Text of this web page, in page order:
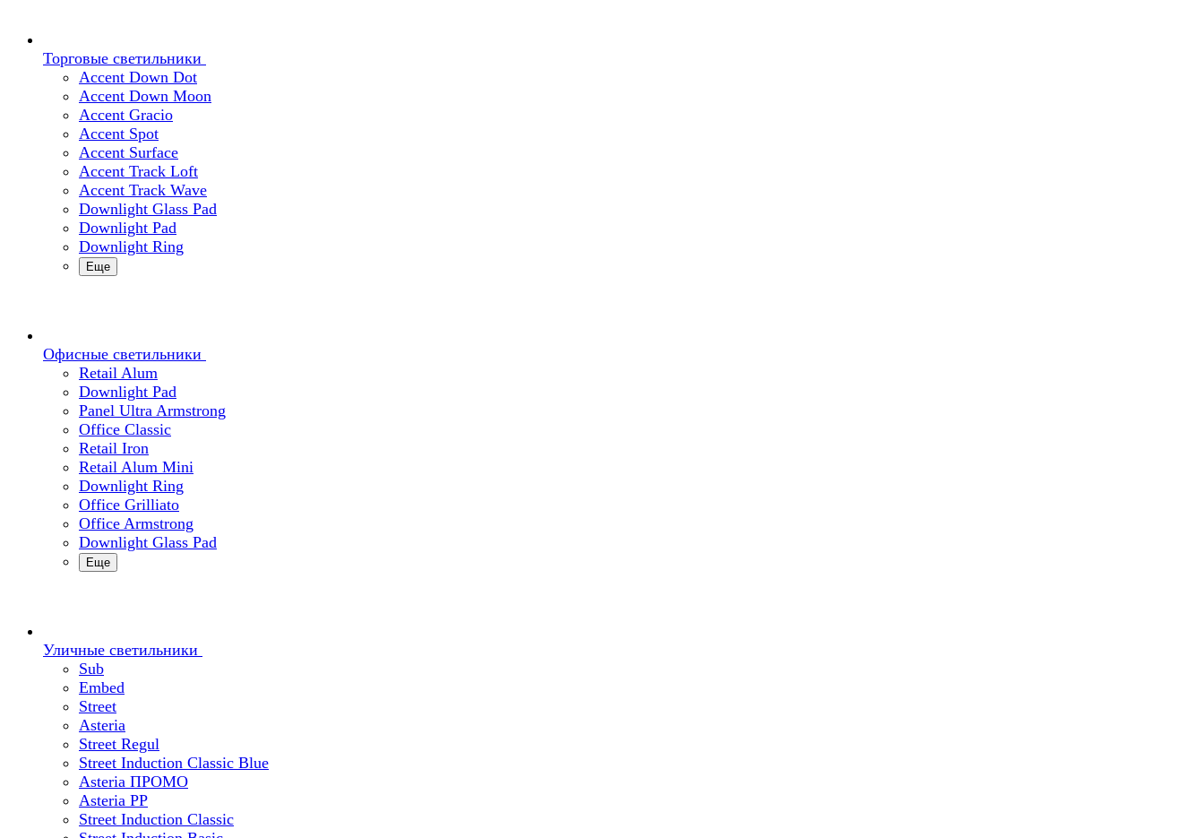
Торговые светильники
Accent Down Dot
Accent Down Moon
Accent Gracio
Accent Spot
Accent Surface
Accent Track Loft
Accent Track Wave
Downlight Glass Pad
Downlight Pad
Downlight Ring
Еще
Офисные светильники
Retail Alum
Downlight Pad
Panel Ultra Armstrong
Office Classic
Retail Iron
Retail Alum Mini
Downlight Ring
Office Grilliato
Office Armstrong
Downlight Glass Pad
Еще
Уличные светильники
Sub
Embed
Street
Asteria
Street Regul
Street Induction Classic Blue
Asteria ПРОМО
Asteria PP
Street Induction Classic